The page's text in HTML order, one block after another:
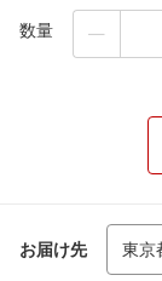
数量
お届け先